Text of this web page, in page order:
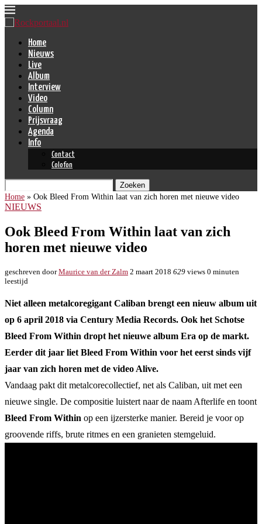
Home
Nieuws
Live
Album
Interview
Video
Column
Prijsvraag
Agenda
Info
Contact
Colofon
Zoeken
Home » Ook Bleed From Within laat van zich horen met nieuwe video
NIEUWS
Ook Bleed From Within laat van zich
horen met nieuwe video
geschreven doorMaurice van der Zalm 2 maart 2018 629 views 0 minuten
leestijd
Niet alleen metalcoregigant Caliban brengt een nieuw album uit
op 6 april 2018 via Century Media Records. Ook het Schotse
Bleed From Within dropt het nieuwe album Era op de markt.
Eerder dit jaar liet Bleed From Within voor het eerst sinds vijf
jaar van zich horen met de video Alive.
Vandaag pakt dit metalcorecollectief, net als Caliban, uit met een
nieuwe single. De compositie luistert naar de naam Afterlife en toont
Bleed From Within op een ijzersterke manier. Bereid je voor op
groovende riffs, brute ritmes en een granieten stemgeluid.